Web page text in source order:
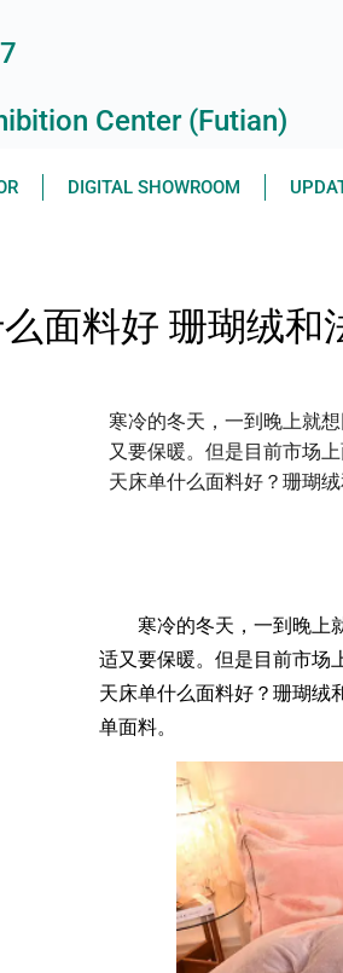
Center (Futian)
DIGITAL SHOWROOM
面料好 珊瑚绒和
寒冷的冬天，一到晚上就
又要保暖。但是目前市场
天床单什么面料好？珊瑚
寒冷的冬天，一到晚上就
适又要保暖。但是目前市场
天床单什么面料好？珊瑚绒
单面料。